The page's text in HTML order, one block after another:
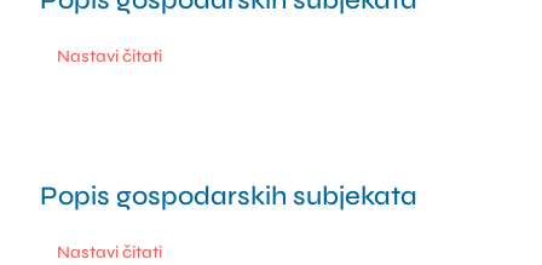
Nastavi čitati
0 min read
Popis gospodarskih subjekata
Nastavi čitati